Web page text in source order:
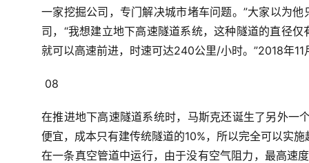
一家挖掘公司， 专门解决城市堵车问题。”大家以为他
司， “我想建立地下高速隧道系统，这种隧道的直径仅
就可以高速前进， 时速可达240公里/小时。”2018年11
08
在推进地下高速隧道系统时， 马斯克还诞生了另外一
便宜， 成本只有建传统隧道的10%， 所以完全可以实施
在一条真空管道中运行， 由于没有空气阻力， 最高速